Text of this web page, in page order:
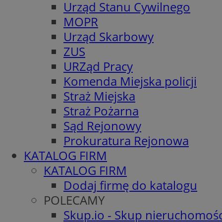
Urząd Stanu Cywilnego
MOPR
Urząd Skarbowy
ZUS
URZąd Pracy
Komenda Miejska policji
Straż Miejska
Straż Pożarna
Sąd Rejonowy
Prokuratura Rejonowa
KATALOG FIRM
KATALOG FIRM
Dodaj firmę do katalogu
POLECAMY
Skup.io - Skup